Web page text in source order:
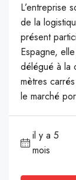
L’entreprise
de la
présent
Espagne,
délégué à la
mètres
le marché
il y a 5
mois